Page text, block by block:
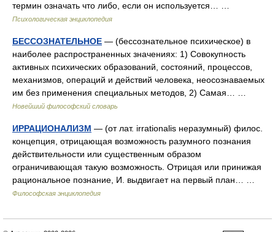
термин означать что либо, если он используется… …
Психологическая энциклопедия
БЕССОЗНАТЕЛЬНОЕ — (бессознательное психическое) в
наиболее распространенных значениях: 1) Совокупность
активных психических образований, состояний, процессов,
механизмов, операций и действий человека, неосознаваемых
им без применения специальных методов, 2) Самая… …
Новейший философский словарь
ИРРАЦИОНАЛИЗМ — (от лат. irrationalis неразумный) филос.
концепция, отрицающая возможность разумного познания
действительности или существенным образом
ограничивающая такую возможность. Отрицая или принижая
рациональное познание, И. выдвигает на первый план… …
Философская энциклопедия